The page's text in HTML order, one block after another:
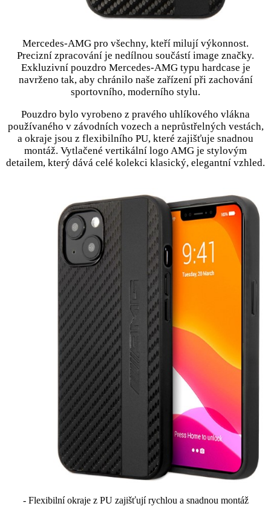
Mercedes-AMG pro všechny, kteří milují výkonnost.
Precizní zpracování je nedílnou součástí image značky.
Exkluzivní pouzdro Mercedes-AMG typu hardcase je
navrženo tak, aby chránilo naše zařízení při zachování
sportovního, moderního stylu.
Pouzdro bylo vyrobeno z pravého uhlíkového vlákna
používaného v závodních vozech a neprůstřelných vestách,
a okraje jsou z flexibilního PU, které zajišťuje snadnou
montáž. Vytlačené vertikální logo AMG je stylovým
detailem, který dává celé kolekci klasický, elegantní vzhled.
- Flexibilní okraje z PU zajišťují rychlou a snadnou montáž